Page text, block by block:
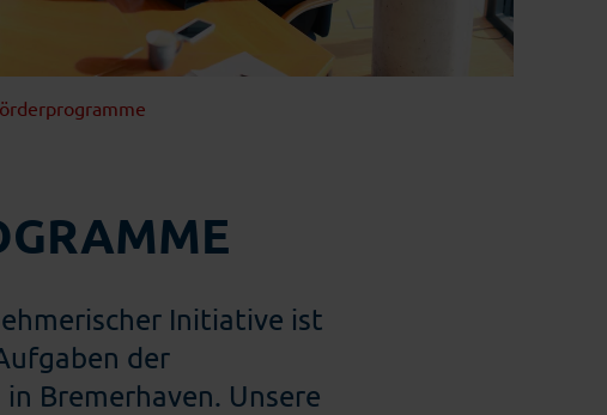
Einzelhandel
Initiative ist
der
Bremerhaven. Unsere